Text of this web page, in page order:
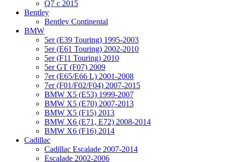
Q7 с 2015
Bentley
Bentley Continental
BMW
5er (E39 Touring) 1995-2003
5er (E61 Touring) 2002-2010
5er (F11 Touring) 2010
5er GT (F07) 2009
7er (E65/E66 L) 2001-2008
7er (F01/F02/F04) 2007-2015
BMW X5 (E53) 1999-2007
BMW X5 (E70) 2007-2013
BMW X5 (F15) 2013
BMW X6 (E71, E72) 2008-2014
BMW X6 (F16) 2014
Cadillac
Cadillac Escalade 2007-2014
Escalade 2002-2006